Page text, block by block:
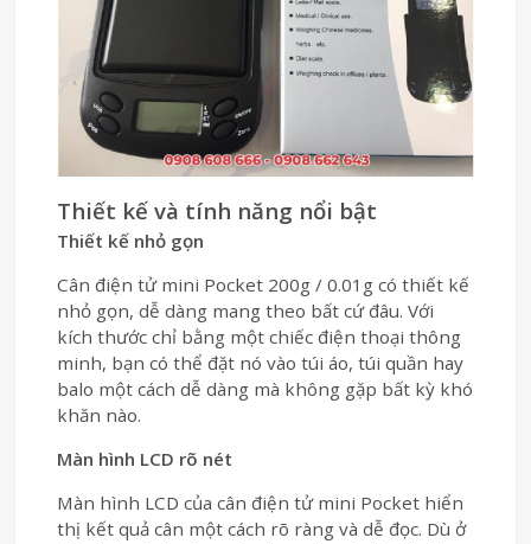
Thiết kế và tính năng nổi bật
Thiết kế nhỏ gọn
Cân điện tử mini Pocket 200g / 0.01g có thiết kế
nhỏ gọn, dễ dàng mang theo bất cứ đâu. Với
kích thước chỉ bằng một chiếc điện thoại thông
minh, bạn có thể đặt nó vào túi áo, túi quần hay
balo một cách dễ dàng mà không gặp bất kỳ khó
khăn nào.
Màn hình LCD rõ nét
Màn hình LCD của cân điện tử mini Pocket hiển
thị kết quả cân một cách rõ ràng và dễ đọc. Dù ở